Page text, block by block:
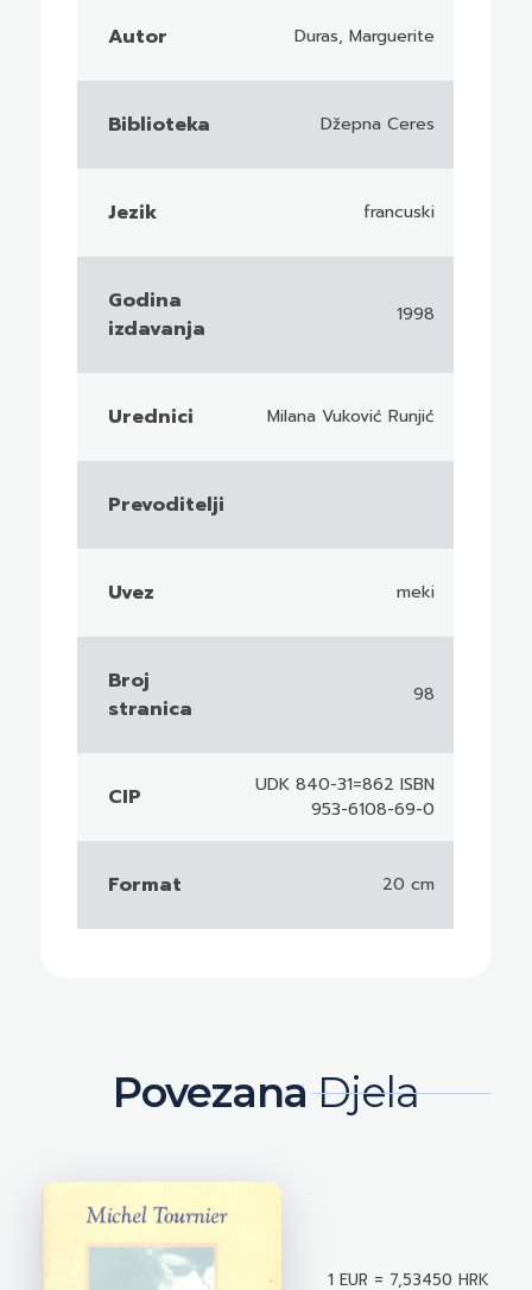
Autor Duras, Marguerite
Biblioteka Džepna Ceres
Jezik francuski
Godina
izdavanja
1998
Urednici Milana Vuković Runjić
Prevoditelji
Uvez meki
Broj
stranica
98
CIP
UDK 840-31=862 ISBN
953-6108-69-0
Format 20 cm
PovezanaDjela
1 EUR = 7,53450 HRK